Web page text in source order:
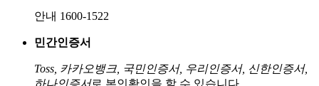
안내 1600-1522
민간인증서
Toss, 카카오뱅크, 국민인증서, 우리인증서, 신한인증서,